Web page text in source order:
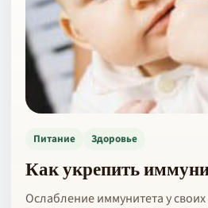
Питание Здоровье
Как укрепить
Ослабление иммунитета у своих